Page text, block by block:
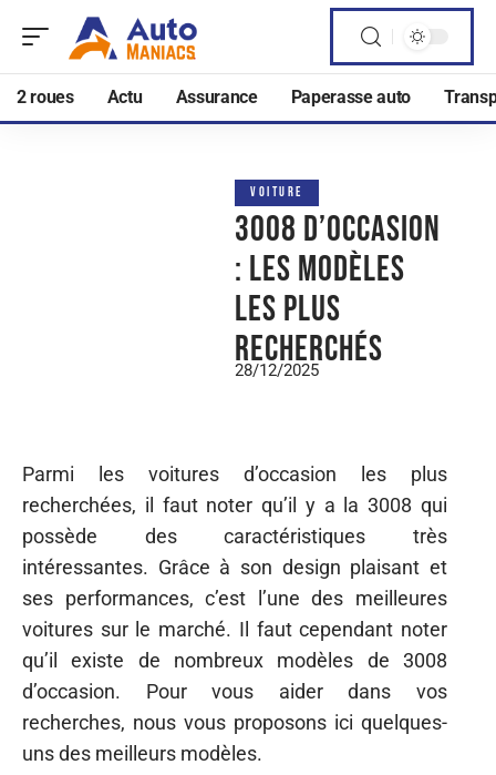
2 roues Actu Assurance Paperasse auto
VOITURE
3008 d’occasion
: les modèles
les plus
recherchés
28/12/2025
Parmi les voitures d’occasion les plus
recherchées, il faut noter qu’il y a la 3008 qui
possède des caractéristiques très
intéressantes. Grâce à son design plaisant et
ses performances, c’est l’une des meilleures
voitures sur le marché. Il faut cependant noter
qu’il existe de nombreux modèles de 3008
d’occasion. Pour vous aider dans vos
recherches, nous vous proposons ici quelques-
uns des meilleurs modèles.